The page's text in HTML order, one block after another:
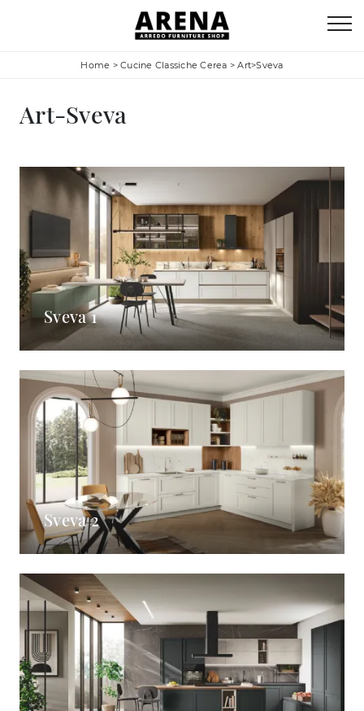
Home >Cucine Classiche Cerea >Art>Sveva
Art-Sveva
Sveva 1
Sveva 2